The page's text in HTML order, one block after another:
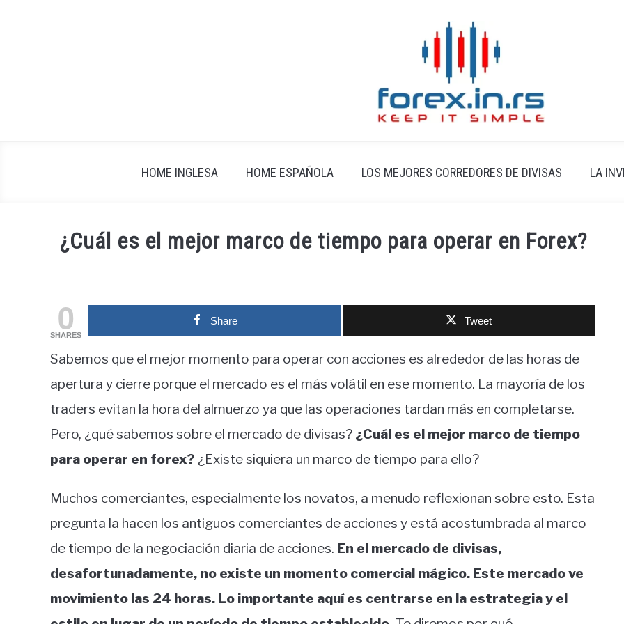
HOME INGLESA HOME ESPAÑOLA LOS MEJORES CORREDORES DE DIVISAS LA
¿Cuál es el mejor marco de tiempo para operar en Forex?
in
financiera
0
SHARES
Share Tweet
Sabemos que el mejor momento para operar con acciones es alrededor de las horas de
apertura y cierre porque el mercado es el más volátil en ese momento. La mayoría de los
traders evitan la hora del almuerzo ya que las operaciones tardan más en completarse.
Pero, ¿qué sabemos sobre el mercado de divisas? ¿Cuál es el mejor marco de tiempo
para operar en forex? ¿Existe siquiera un marco de tiempo para ello?
Muchos comerciantes, especialmente los novatos, a menudo reflexionan sobre esto. Esta
pregunta la hacen los antiguos comerciantes de acciones y está acostumbrada al marco
de tiempo de la negociación diaria de acciones. En el mercado de divisas,
desafortunadamente, no existe un momento comercial mágico. Este mercado ve
movimiento las 24 horas. Lo importante aquí es centrarse en la estrategia y el